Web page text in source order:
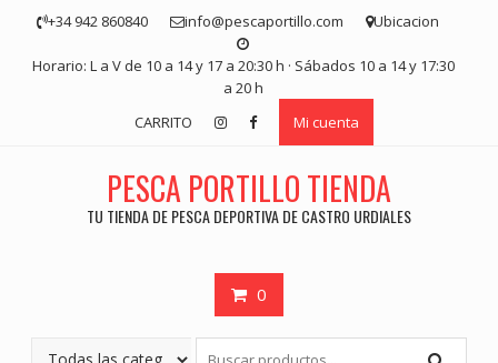
contenido
+34 942 860840 info@pescaportillo.com Ubicacion
Horario: L a V de 10 a 14 y 17 a 20:30 h · Sábados 10 a 14 y 17:30
a 20 h
CARRITO
Mi cuenta
PESCA PORTILLO TIENDA
TU TIENDA DE PESCA DEPORTIVA DE CASTRO URDIALES
0